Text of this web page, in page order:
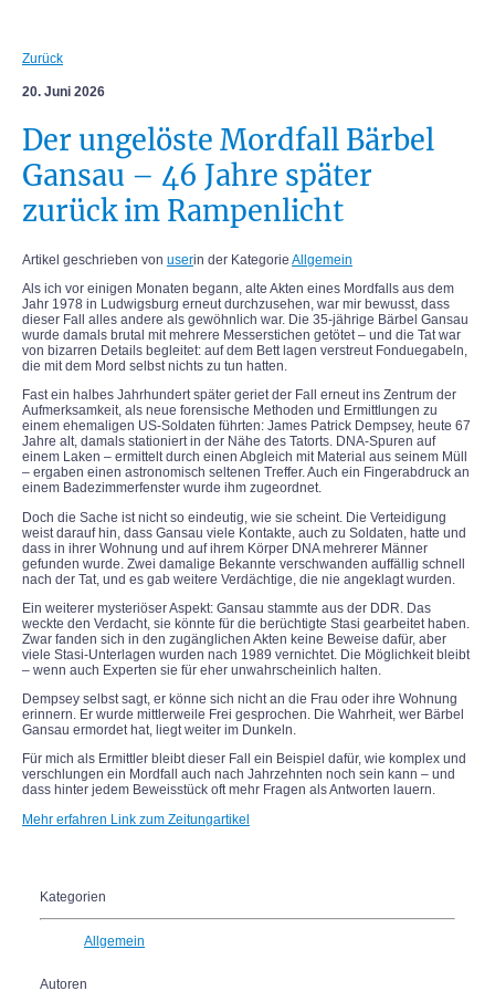
Zurück
20. Juni 2026
Der ungelöste Mordfall Bärbel
Gansau – 46 Jahre später
zurück im Rampenlicht
Artikel geschrieben von userin der Kategorie Allgemein
Als ich vor einigen Monaten begann, alte Akten eines Mordfalls aus dem
Jahr 1978 in Ludwigsburg erneut durchzusehen, war mir bewusst, dass
dieser Fall alles andere als gewöhnlich war. Die 35-jährige Bärbel Gansau
wurde damals brutal mit mehrere Messerstichen getötet – und die Tat war
von bizarren Details begleitet: auf dem Bett lagen verstreut Fonduegabeln,
die mit dem Mord selbst nichts zu tun hatten.
Fast ein halbes Jahrhundert später geriet der Fall erneut ins Zentrum der
Aufmerksamkeit, als neue forensische Methoden und Ermittlungen zu
einem ehemaligen US-Soldaten führten: James Patrick Dempsey, heute 67
Jahre alt, damals stationiert in der Nähe des Tatorts. DNA-Spuren auf
einem Laken – ermittelt durch einen Abgleich mit Material aus seinem Müll
– ergaben einen astronomisch seltenen Treffer. Auch ein Fingerabdruck an
einem Badezimmerfenster wurde ihm zugeordnet.
Doch die Sache ist nicht so eindeutig, wie sie scheint. Die Verteidigung
weist darauf hin, dass Gansau viele Kontakte, auch zu Soldaten, hatte und
dass in ihrer Wohnung und auf ihrem Körper DNA mehrerer Männer
gefunden wurde. Zwei damalige Bekannte verschwanden auffällig schnell
nach der Tat, und es gab weitere Verdächtige, die nie angeklagt wurden.
Ein weiterer mysteriöser Aspekt: Gansau stammte aus der DDR. Das
weckte den Verdacht, sie könnte für die berüchtigte Stasi gearbeitet haben.
Zwar fanden sich in den zugänglichen Akten keine Beweise dafür, aber
viele Stasi-Unterlagen wurden nach 1989 vernichtet. Die Möglichkeit bleibt
– wenn auch Experten sie für eher unwahrscheinlich halten.
Dempsey selbst sagt, er könne sich nicht an die Frau oder ihre Wohnung
erinnern. Er wurde mittlerweile Frei gesprochen. Die Wahrheit, wer Bärbel
Gansau ermordet hat, liegt weiter im Dunkeln.
Für mich als Ermittler bleibt dieser Fall ein Beispiel dafür, wie komplex und
verschlungen ein Mordfall auch nach Jahrzehnten noch sein kann – und
dass hinter jedem Beweisstück oft mehr Fragen als Antworten lauern.
Mehr erfahren Link zum Zeitungartikel
Kategorien
Allgemein
Autoren